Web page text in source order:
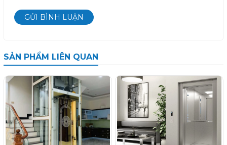
GỬI BÌNH LUẬN
SẢN PHẨM LIÊN QUAN